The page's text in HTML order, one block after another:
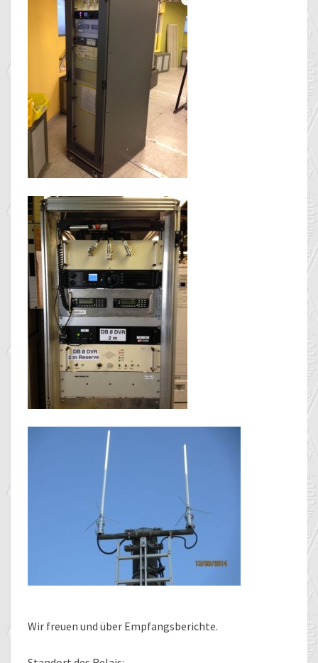
Wir freuen und über Empfangsberichte.